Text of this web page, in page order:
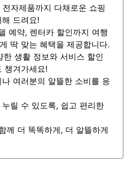
자제품까지 다채로운 쇼핑
드려요!
예약, 렌터카 할인까지 여행
딱 맞는 혜택을 제공합니다.
한 생활 정보와 서비스 할인
챙겨가세요!
여러분의 알뜰한 소비를 응
릴 수 있도록, 쉽고 편리한
께 더 똑똑하게, 더 알뜰하게